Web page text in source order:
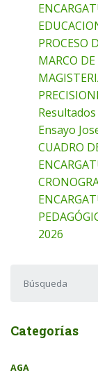
PROCESO
MARCO
Ensayo
CUADRO
2026
Categorías
AGA